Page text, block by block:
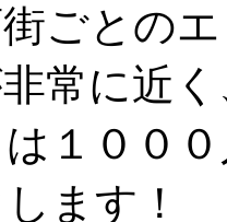
ごとの
常に近
１００
ます！